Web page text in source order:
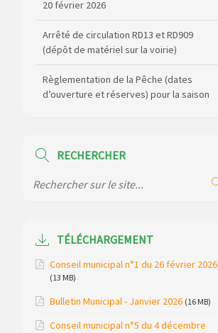
20 février 2026
Arrêté de circulation RD13 et RD909
(dépôt de matériel sur la voirie)
Règlementation de la Pêche (dates
d’ouverture et réserves) pour la saison
Communauté Janvier à Juin
Modification des horaires (et lieux) pour
les permanences de la gendarmerie
Maison des services de Ruynes en
RECHERCHER
TÉLÉCHARGEMENT
Conseil municipal n°1 du 26 février 2026
(13 MB)
Bulletin Municipal - Janvier 2026 (16 MB)
Conseil municipal n°5 du 4 décembre